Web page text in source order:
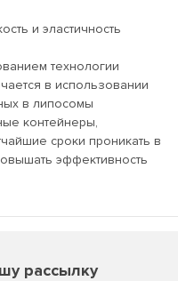
и эластичность
технологии
в использовании
в липосомы
контейнеры,
сроки проникать в
эффективность
рассылку